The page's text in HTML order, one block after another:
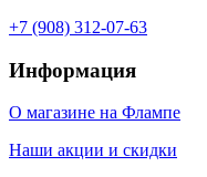
+7 (908) 312-07-63
Информация
О магазине на Флампе
Наши акции и скидки